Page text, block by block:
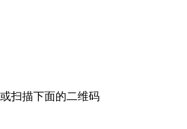
扫描下面的二维码